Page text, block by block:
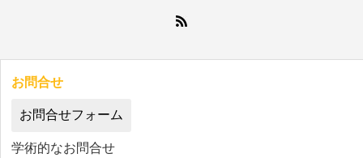
お問合せ
お問合せフォーム
学術的なお問合せ